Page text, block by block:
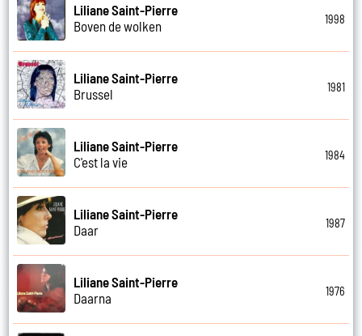
Liliane Saint-Pierre
Boven de wolken
1998
Liliane Saint-Pierre
Brussel
1981
Liliane Saint-Pierre
C'est la vie
1984
Liliane Saint-Pierre
Daar
1987
Liliane Saint-Pierre
Daarna
1976